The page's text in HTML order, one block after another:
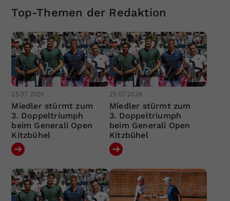
Top-Themen der Redaktion
25.07.2026
Miedler stürmt zum
3. Doppeltriumph
beim Generali Open
Kitzbühel
25.07.2026
Miedler stürmt zum
3. Doppeltriumph
beim Generali Open
Kitzbühel